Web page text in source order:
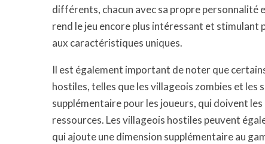
différents, chacun avec sa propre
rend le jeu encore plus intéressant et
aux caractéristiques uniques.
Il est également important de noter que
hostiles, telles que les villageois zombies et
supplémentaire pour les joueurs, qui doivent
ressources. Les villageois hostiles peuvent
qui ajoute une dimension supplémentaire au